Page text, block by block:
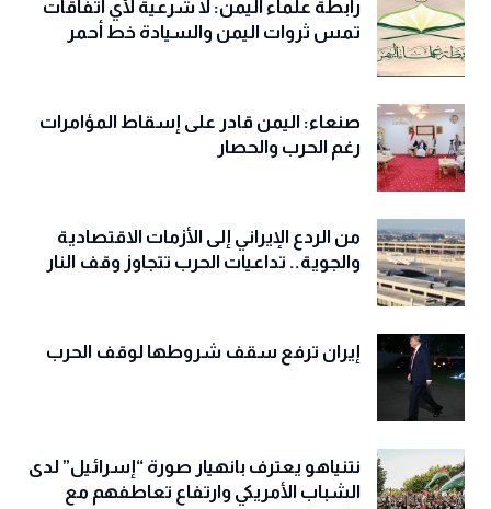
رابطة علماء اليمن: لا شرعية لأي اتفاقات
تمس ثروات اليمن والسيادة خط أحمر
صنعاء: اليمن قادر على إسقاط المؤامرات
رغم الحرب والحصار
من الردع الإيراني إلى الأزمات الاقتصادية
والجوية.. تداعيات الحرب تتجاوز وقف النار
إيران ترفع سقف شروطها لوقف الحرب
نتنياهو يعترف بانهيار صورة “إسرائيل” لدى
الشباب الأمريكي وارتفاع تعاطفهم مع